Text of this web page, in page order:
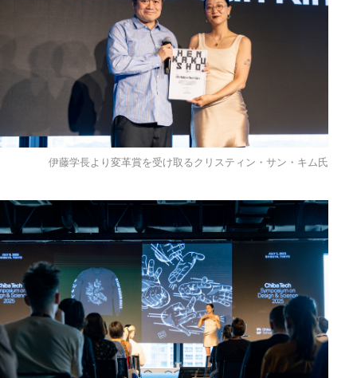
伊藤学長より変革賞を受け取るクリスティン・サン・キム氏